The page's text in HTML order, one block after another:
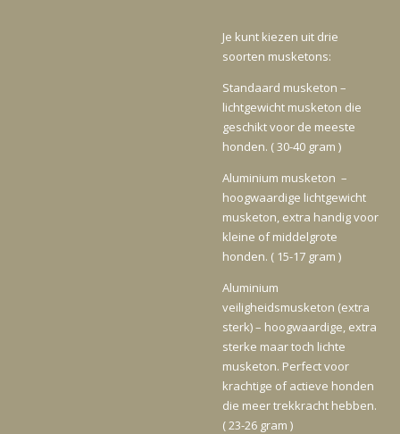
Je kunt kiezen uit drie
soorten musketons:
Standaard musketon –
lichtgewicht musketon die
geschikt voor de meeste
honden. ( 30-40 gram )
Aluminium musketon –
hoogwaardige lichtgewicht
musketon, extra handig voor
kleine of middelgrote
honden. ( 15-17 gram )
Aluminium
veiligheidsmusketon (extra
sterk) – hoogwaardige, extra
sterke maar toch lichte
musketon. Perfect voor
krachtige of actieve honden
die meer trekkracht hebben.
( 23-26 gram )